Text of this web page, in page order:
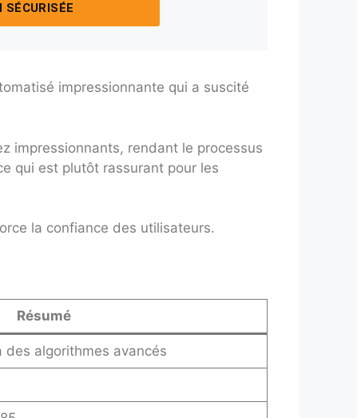
impressionnante qui a suscité
impressionnants, rendant le processus
qui est plutôt rassurant pour les
la confiance des utilisateurs.
Résumé
algorithmes avancés